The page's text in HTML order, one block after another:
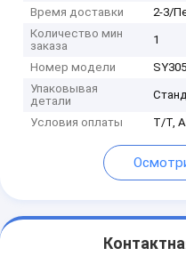
Время доставки
2-3/
Количество мин
заказа
1
Номер модели
Упаковывая
детали
Условия оплаты T/T,